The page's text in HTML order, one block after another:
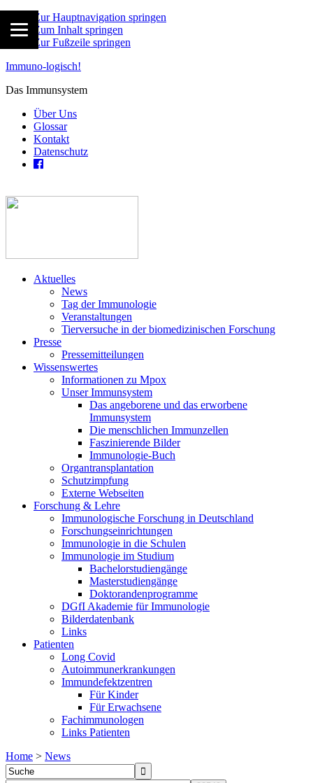
Zur Hauptnavigation springen
Zum Inhalt springen
Zur Fußzeile springen
Immuno-logisch!
Das Immunsystem
Über Uns
Glossar
Kontakt
Datenschutz
Aktuelles
News
Tag der Immunologie
Veranstaltungen
Tierversuche in der biomedizinischen Forschung
Presse
Pressemitteilungen
Wissenswertes
Informationen zu Mpox
Unser Immunsystem
Das angeborene und das erworbene
Immunsystem
Die menschlichen Immunzellen
Faszinierende Bilder
Immunologie-Buch
Organtransplantation
Schutzimpfung
Externe Webseiten
Forschung & Lehre
Immunologische Forschung in Deutschland
Forschungseinrichtungen
Immunologie in die Schulen
Immunologie im Studium
Bachelorstudiengänge
Masterstudiengänge
Doktorandenprogramme
DGfI Akademie für Immunologie
Bilderdatenbank
Links
Patienten
Long Covid
Autoimmunerkrankungen
Immundefektzentren
Für Kinder
Für Erwachsene
Fachimmunologen
Links Patienten
Home > News